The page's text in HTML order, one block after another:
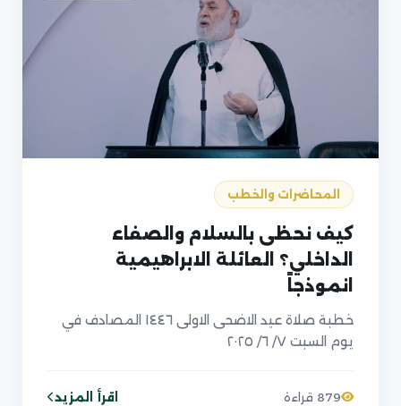
المحاضرات والخطب
كيف نحظى بالسلام والصفاء
الداخلي؟ العائلة الابراهيمية
انموذجاً
خطبة صلاة عيد الاضحى الاولى ١٤٤٦ المصادف في
يوم السبت ٧/ ٦/ ٢٠٢٥
879 قراءة اقرأ المزيد